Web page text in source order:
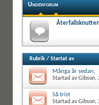
Underforum
Rubrik / Startat av
Många år sedan.
Startad avGibson,
Så trist
Startad avGibson,